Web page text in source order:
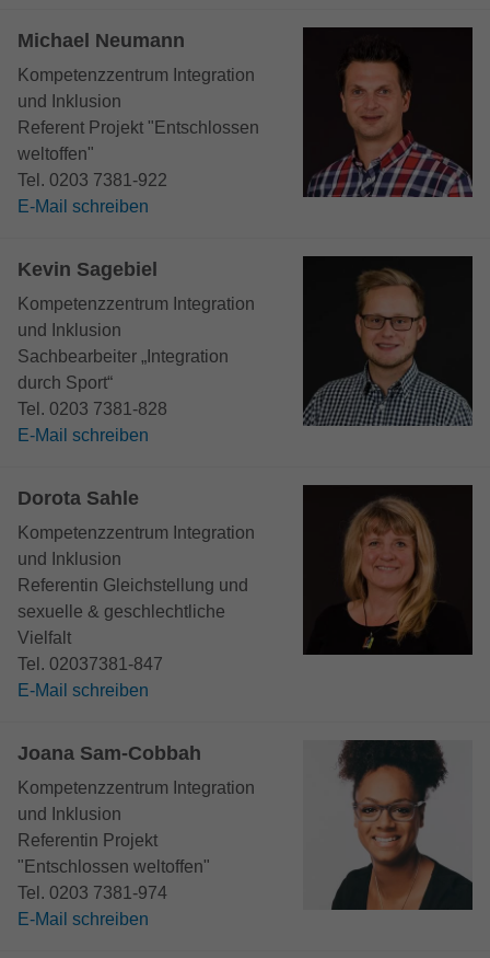
Michael Neumann
Kompetenzzentrum Integration
und Inklusion
Referent Projekt "Entschlossen
weltoffen"
Tel. 0203 7381-922
E-Mail schreiben
Kevin Sagebiel
Kompetenzzentrum Integration
und Inklusion
Sachbearbeiter „Integration
durch Sport“
Tel. 0203 7381-828
E-Mail schreiben
Dorota Sahle
Kompetenzzentrum Integration
und Inklusion
Referentin Gleichstellung und
sexuelle & geschlechtliche
Vielfalt
Tel. 02037381-847
E-Mail schreiben
Joana Sam-Cobbah
Kompetenzzentrum Integration
und Inklusion
Referentin Projekt
"Entschlossen weltoffen"
Tel. 0203 7381-974
E-Mail schreiben